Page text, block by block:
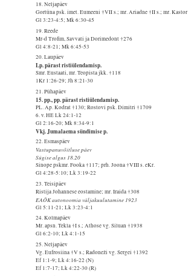
18. Neljapäev
Gortüna psk. imet. Eumeeni †VII s.; mr. Ariadne †II s.; mr. Kastor
Gl 3:23-4:5; Mk 6:30-45
19. Reede
Mr-d Trofim, Savvati ja Dorimedont †276
Gl 4:8-21; Mk 6:45-53
20. Laupäev
Lp. pärast ristiülendamisp.
Smr. Eustaati, mr. Teopista jkk. †118
1Kr 1:26-29; Jh 8:21-30
21. Pühapäev
15. pp., pp. pärast ristiülendamisp.
PL. Ap. Kodrat †130; Rostovi psk. Dimitri †1709
6. v. HE Lk 24:1-12
Gl 2:16-20; Mk 8:34-9:1
Vkj. Jumalaema sündimise p.
22. Esmaspäev
Vastupanuvõitluse päev
Sügise algus 18.20
Sinope pskmr. Fooka †117; prh. Joona †VIII s. eKr.
Gl 4:28-5:10; Lk 3:19-22
23. Teisipäev
Ristija Johannese eostamine; mr. Iraida †308
EAÕK autonoomia väljakuulutamine 1923
Gl 5:11-21; Lk 3:23-4:1
24. Kolmapäev
Mr. apsn. Tekla †I s.; Athose vg. Siluan †1938
Gl 6:2-10; Lk 4:1-15
25. Neljapäev
Vg. Eufrosiina †V s.; Radoneži vg. Sergei †1392
Ef 1:1-9; Lk 4:16-22 (N)
Ef 1:7-17; Lk 4:22-30 (R)